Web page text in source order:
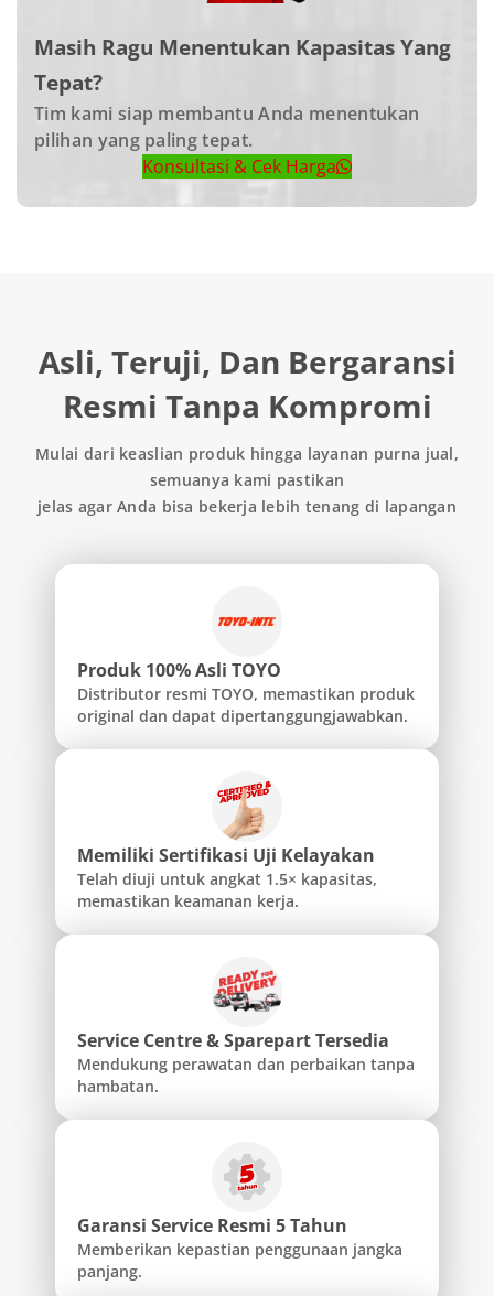
Masih Ragu Menentukan Kapasitas Yang
Tepat?
Tim kami siap membantu Anda menentukan
pilihan yang paling tepat.
Konsultasi & Cek Harga
Asli, Teruji, Dan Bergaransi
Resmi Tanpa Kompromi
Mulai dari keaslian produk hingga layanan purna jual,
semuanya kami pastikan
jelas agar Anda bisa bekerja lebih tenang di lapangan
Produk 100% Asli TOYO
Distributor resmi TOYO, memastikan produk
original dan dapat dipertanggungjawabkan.
Memiliki Sertifikasi Uji Kelayakan
Telah diuji untuk angkat 1.5× kapasitas,
memastikan keamanan kerja.
Service Centre & Sparepart Tersedia
Mendukung perawatan dan perbaikan tanpa
hambatan.
Garansi Service Resmi 5 Tahun
Memberikan kepastian penggunaan jangka
panjang.